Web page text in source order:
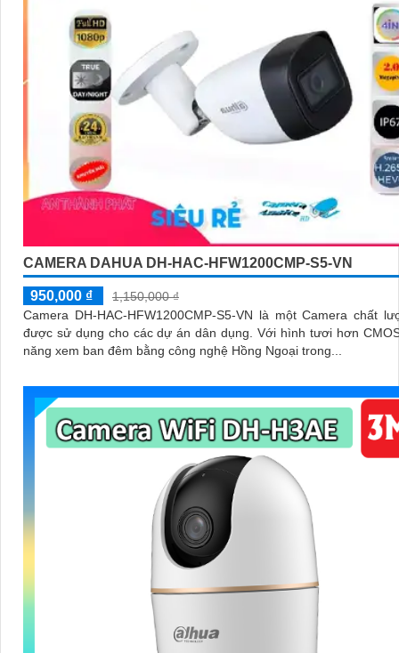
CAMERA DAHUA DH-HAC-HFW1200CMP-S5-VN
950,000 ₫
1,150,000 ₫
Camera DH-HAC-HFW1200CMP-S5-VN là một Camera chất
được sử dụng cho các dự án dân dụng. Với hình tươi hơn CMOS và khả
năng xem ban đêm bằng công nghệ Hồng Ngoại trong...